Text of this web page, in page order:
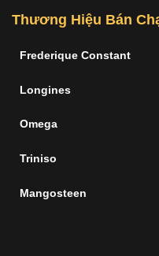
Thương Hiệu Bán
Frederique Constant
Longines
Omega
Triniso
Mangosteen